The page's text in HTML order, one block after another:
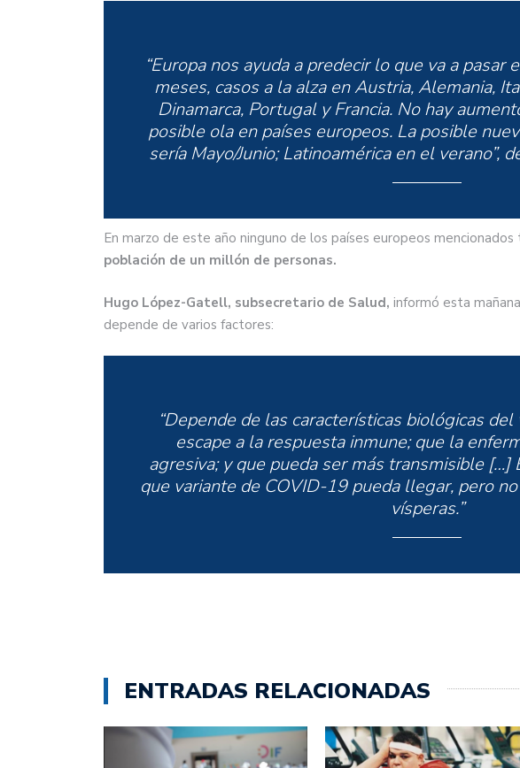
“Europa nos ayuda a predecir lo que va a
meses, casos a la alza en Austria, Alemania,
Dinamarca, Portugal y Francia. No hay
posible ola en países europeos. La posible
sería Mayo/Junio; Latinoamérica en el verano”,
En marzo de este año ninguno de los países europeos mencionados
población de un millón de personas.
Hugo López-Gatell, subsecretario de Salud, informó esta
depende de varios factores:
“Depende de las características biológicas
escape a la respuesta inmune; que la
agresiva; y que pueda ser más transmisible […]
que variante de COVID-19 pueda llegar, pero
vísperas.”
ENTRADAS RELACIONADAS